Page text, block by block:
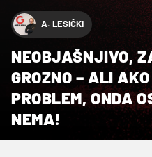
A. LESIČKI
NEOBJAŠNJIVO,
GROZNO – ALI
PROBLEM, ONDA
NEMA!